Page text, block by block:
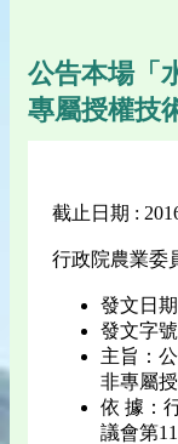
公告本場「
專屬授權技
截止日期 :
行政院農業
發文日
發文字
主旨：
非專屬
依 據：
議會第